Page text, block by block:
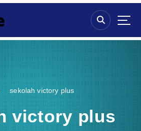
sekolah victory plus
victory plus